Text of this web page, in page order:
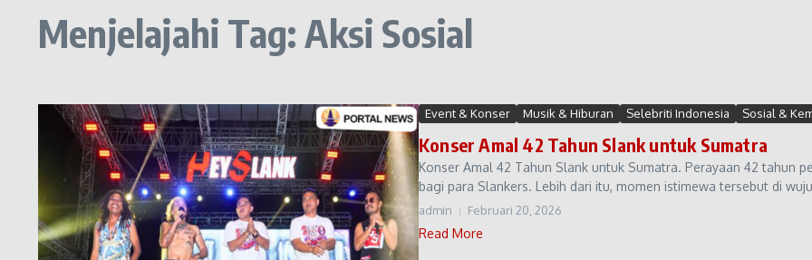
Menjelajahi Tag: Aksi Sosial
Event & Konser Musik & Hiburan Selebriti Indonesia Sosial &
Konser Amal 42 Tahun Slank untuk Sumatra
Konser Amal 42 Tahun Slank untuk Sumatra. Perayaan 42 tahun
bagi para Slankers. Lebih dari itu, momen istimewa tersebut di
admin Februari 20, 2026
Read More